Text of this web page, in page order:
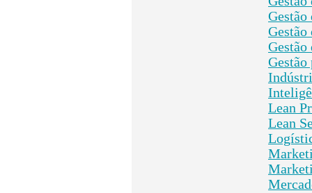
Gestão
Gestão
Gestão
Gestão
Lean
Lean